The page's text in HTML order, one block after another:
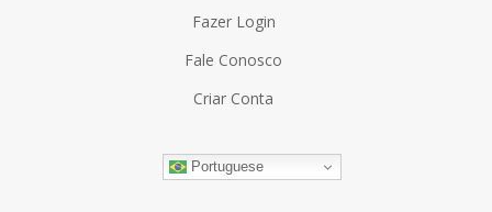
Fazer Login
Fale Conosco
Criar Conta
Portuguese